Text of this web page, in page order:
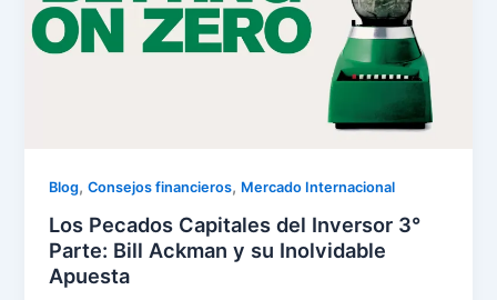
Blog,Consejos financieros, Mercado Internacional
Los Pecados Capitales del Inversor 3°
Parte: Bill Ackman y su Inolvidable
Apuesta